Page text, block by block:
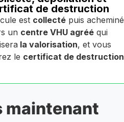
de destruction
est collectépuis acheminé
un centre VHU agréé qui
la valorisation, et vous
le certificat de destruction
maintenant